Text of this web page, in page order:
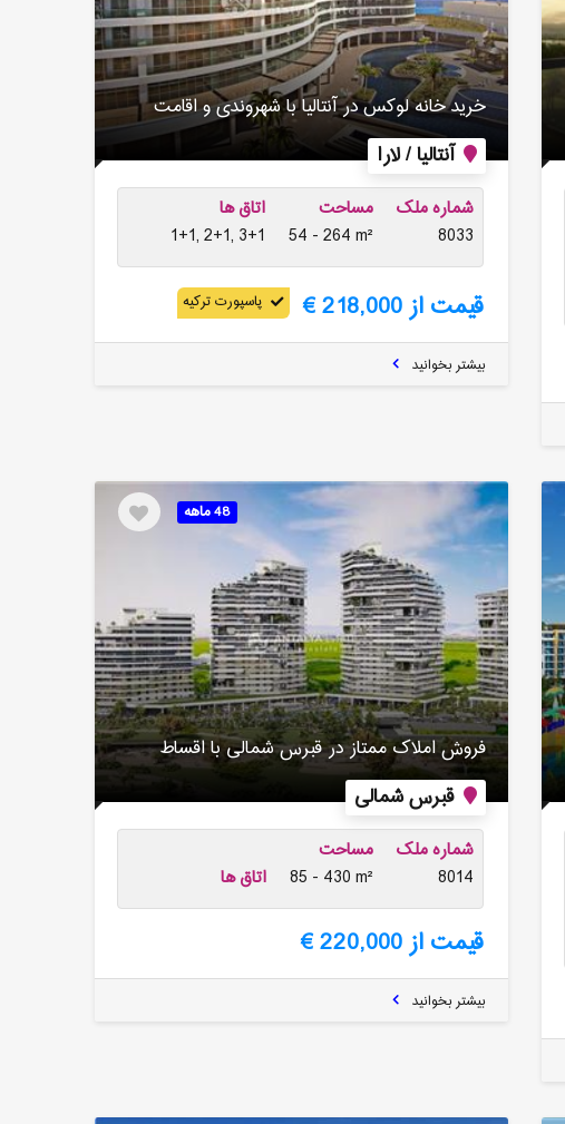
آنتالیا / لارا
خرید خانه لوکس در آنتالیا با شهروندی و اقامت
شماره ملک
8033
مساحت
54 - 264 m²
اتاق ها
1+1, 2+1, 3+1
قیمت از 218,000 € پاسپورت ترکیه
بیشتر بخوانید
48 ماهه
قبرس شمالی
فروش املاک ممتاز در قبرس شمالی با اقساط
شماره ملک
8014
مساحت
85 - 430 m²
اتاق ها
قیمت از 220,000 €
بیشتر بخوانید